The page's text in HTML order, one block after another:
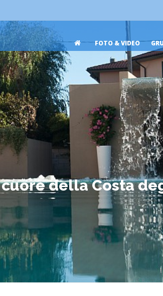
FOTO & VIDEO
della Costa